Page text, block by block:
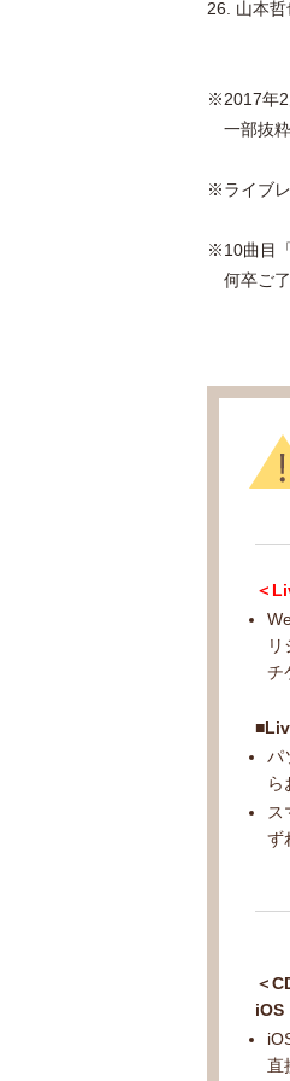
26. 山本
※2017年2
一部抜粋
※ライブ
※10曲目
何卒ご了
＜
チ
パ
ら
ス
ず
＜
iOS
直